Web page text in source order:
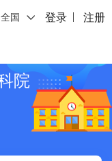
全国 登录 注册
院